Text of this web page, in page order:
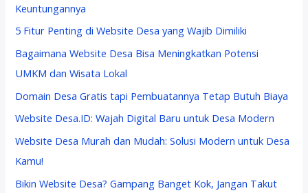
Keuntungannya
5 Fitur Penting di Website Desa yang Wajib Dimiliki
Bagaimana Website Desa Bisa Meningkatkan Potensi
UMKM dan Wisata Lokal
Domain Desa Gratis tapi Pembuatannya Tetap Butuh Biaya
Website Desa.ID: Wajah Digital Baru untuk Desa Modern
Website Desa Murah dan Mudah: Solusi Modern untuk Desa
Kamu!
Bikin Website Desa? Gampang Banget Kok, Jangan Takut